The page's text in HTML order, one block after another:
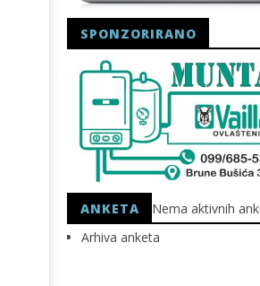
27.09.2022.
SPONZORIRANO
ANKETA
Nema aktivnih
Arhiva anketa